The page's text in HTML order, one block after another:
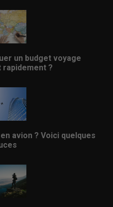
un budget voyage
?
avion ? Voici quelques